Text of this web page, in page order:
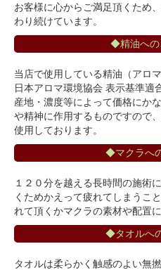
お客様に心からご満足頂くため
わり続けています。
◆精油へ
当店で使用している精油（アロ
日本アロマ環境協会 表示基準適
産地・濃度等によって価格にか
や精神に作用するものですので
使用しております。
◆マクラへ
１２０分を越える長時間の施術
くためかえって疲れてしまうこ
れて頂くかマクラの素材や配置
◆タオルへ
タオルは柔らかく触感のよい無